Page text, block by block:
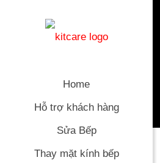
Home
Hỗ trợ khách hàng
Sửa Bếp
Thay mặt kính bếp